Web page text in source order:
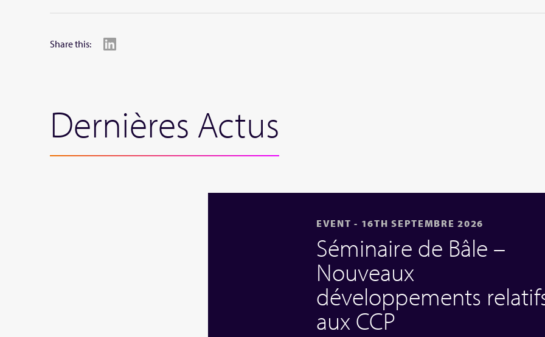
Share this:
Dernières Actus
EVENT - 16TH SEPTEMBRE 2026
Séminaire de Bâle –
Nouveaux
développements
aux CCP